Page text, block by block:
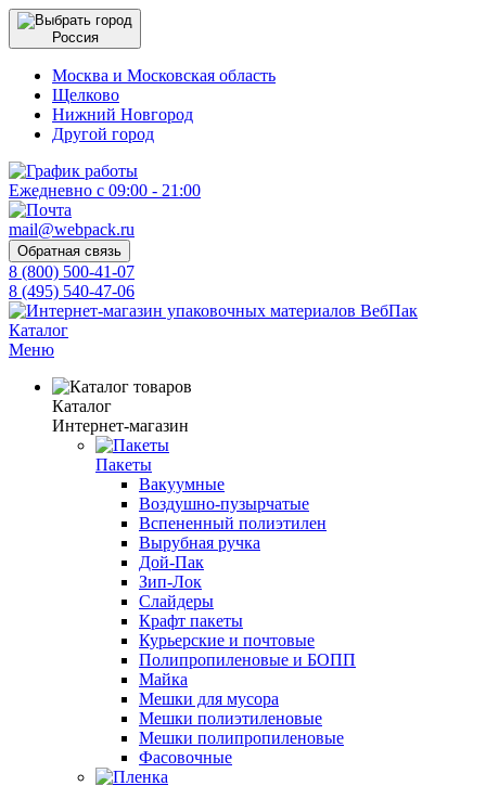
Россия
Москва и Московская область
Щелково
Нижний Новгород
Другой город
Ежедневно с 09:00 - 21:00
mail@webpack.ru
Обратная связь
8 (800) 500-41-07
8 (495) 540-47-06
Каталог
Меню
Каталог
Интернет-магазин
Пакеты
Вакуумные
Воздушно-пузырчатые
Вспененный полиэтилен
Вырубная ручка
Дой-Пак
Зип-Лок
Слайдеры
Крафт пакеты
Курьерские и почтовые
Полипропиленовые и БОПП
Майка
Мешки для мусора
Мешки полиэтиленовые
Мешки полипропиленовые
Фасовочные